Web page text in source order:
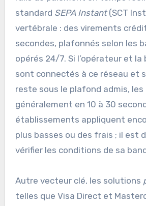
standard SEPA Instant(SCT
vertébrale : des virements
secondes, plafonnés selon les
opérés 24/7. Si l’opérateur et
sont connectés à ce réseau et
reste sous le plafond admis,
généralement en 10 à 30
établissements appliquent
plus basses ou des frais ; il est
vérifier les conditions de sa
Autre vecteur clé, les solutions
telles que Visa Direct et